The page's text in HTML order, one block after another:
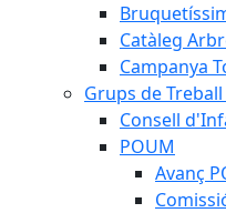
Catàleg
Campanya
Grups de
Consell
POUM
Avanç